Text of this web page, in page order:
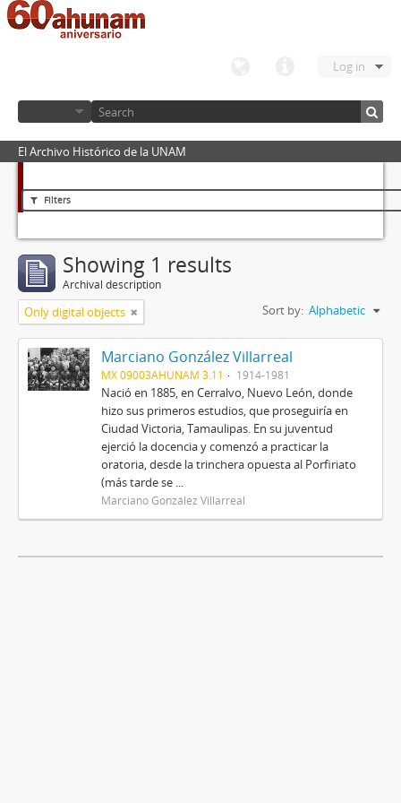
Log in
El Archivo Histórico de la UNAM
Filters
Showing 1 results
Archival description
Only digital objects Sort by: Alphabetic
Marciano González Villarreal
MX 09003AHUNAM 3.11 1914-1981
Nació en 1885, en Cerralvo, Nuevo León, donde
hizo sus primeros estudios, que proseguiría en
Ciudad Victoria, Tamaulipas. En su juventud
ejerció la docencia y comenzó a practicar la
oratoria, desde la trinchera opuesta al Porfiriato
(más tarde se ...
Marciano González Villarreal